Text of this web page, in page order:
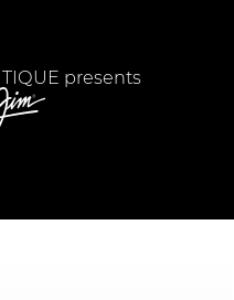
presents